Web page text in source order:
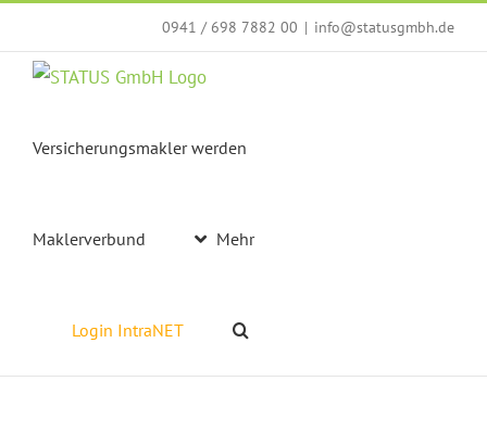
Inhalt
springen
0941 / 698 7882 00 | info@statusgmbh.de
Versicherungsmakler werden
Maklerverbund Mehr
Login IntraNET